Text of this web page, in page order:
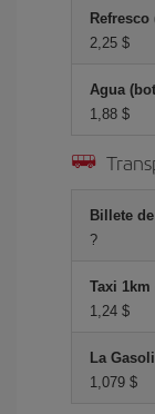
2,25 $
Agua
1,88 $
Billete
?
Taxi 1km
1,24 $
La
1,079 $